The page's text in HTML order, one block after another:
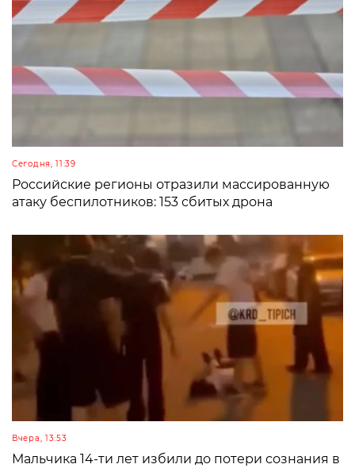
Сегодня, 11:39
Российские регионы отразили массированную
атаку беспилотников: 153 сбитых дрона
Вчера, 13:53
Мальчика 14-ти лет избили до потери сознания в